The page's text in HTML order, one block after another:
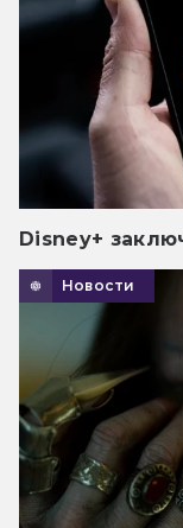
Disney+
Новости